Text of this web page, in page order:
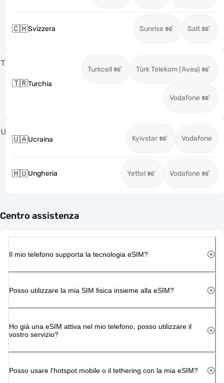
🇨🇭Svizzera Sunrise Salt
T
🇹🇷Turchia
Turkcell Türk Telekom (Avea)
Vodafone
U
🇺🇦Ucraina Kyivstar Vodafone
🇭🇺Ungheria Yettel Vodafone
Centro assistenza
Il mio telefono supporta la tecnologia eSIM?
Posso utilizzare la mia SIM fisica insieme alla eSIM?
Ho già una eSIM attiva nel mio telefono, posso utilizzare il
vostro servizio?
Posso usare l'hotspot mobile o il tethering con la mia eSIM?